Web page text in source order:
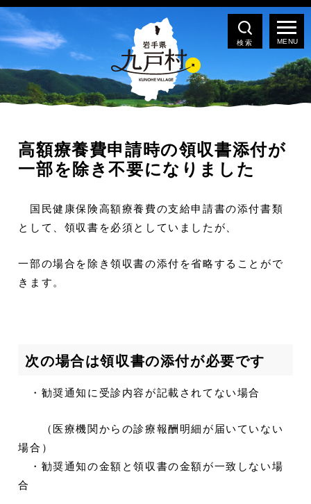
検索
高額療養費申請時の領収書添付が
一部を除き不要になりました
国民健康保険高額療養費の支給申請書の添付書類
として、領収書を必須としていましたが、
一部の場合を除き領収書の添付を省略することがで
きます。
次の場合は領収書の添付が必要です
・勧奨通知に受診内容が記載されてない場合
（医療機関からの診療報酬明細が届いていない
場合）
・勧奨通知の金額と領収書の金額が一致しない場
合